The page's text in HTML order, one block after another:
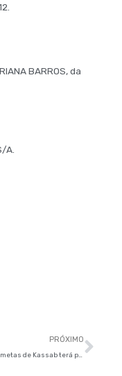
BARROS, da
A.
PRÓXIMO
“Plano de metas de Kassab terá primeira audiência no dia 8” – O Estado de S.Paulo